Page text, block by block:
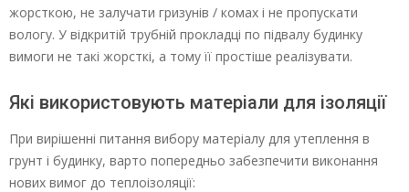
жорсткою, не залучати гризунів / комах і не пропускати
вологу. У відкритій трубній прокладці по підвалу будинку
вимоги не такі жорсткі, а тому її простіше реалізувати.
Які використовують матеріали для ізоляції
При вирішенні питання вибору матеріалу для утеплення в
грунт і будинку, варто попередньо забезпечити виконання
нових вимог до теплоізоляції: